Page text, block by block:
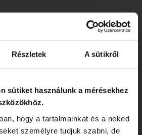
Részletek A sütikről
sütiket használunk a mérésekhez
hogy a tartalmainkat és a neked
személyre tudjuk szabni, de
Totem 762M 230cm 6-24g
990 Ft
X1 Perch-Street Stick 732M-